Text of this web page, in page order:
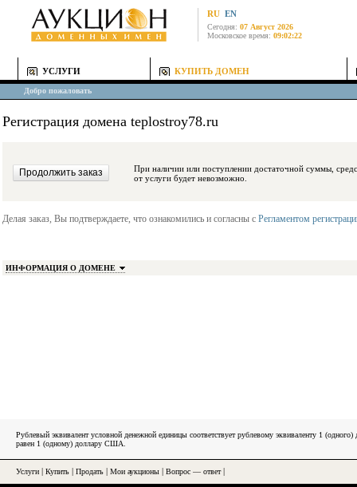
RU EN
Сегодня: 07 Август 2026
Московское время: 09:02:22
УСЛУГИ КУПИТЬ ДОМЕН
Добро пожаловать
Регистрация домена teplostroy78.ru
При наличии или поступлении достаточной суммы, средства будут
от услуги будет невозможно.
Делая заказ, Вы подтверждаете, что ознакомились и согласны с Регламентом
ИНФОРМАЦИЯ О ДОМЕНЕ
Рублевый эквивалент условной денежной единицы соответствует рублевому эквиваленту 1
равен 1 (одному) доллару США.
Услуги Купить Продать Мои аукционы Вопрос — ответ|